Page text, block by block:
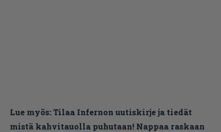
Lue myös:Tilaa Infernon uutiskirje ja tiedät
mistä kahvitauolla puhutaan! Nappaa raskaan